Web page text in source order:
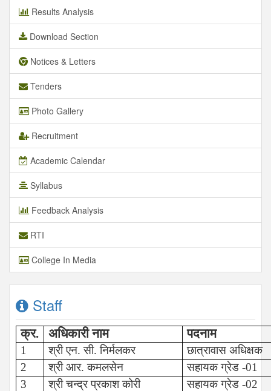
Results Analysis
Download Section
Notices & Letters
Tenders
Photo Gallery
Recruitment
Academic Calendar
Syllabus
Feedback Analysis
RTI
College In Media
Staff
क्र. अधिकारी नाम पदनाम
1 श्री एन. सी. निर्मलकर
छात्रावास अधिक्षक
2
श्री आर. कमलसेन सहायक ग्रेड -01
3
श्री चन्द्र प्रकाश कोरी सहायक ग्रेड -02